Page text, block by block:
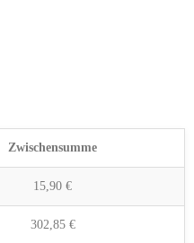
Zwischensumme
15,90 €
302,85 €